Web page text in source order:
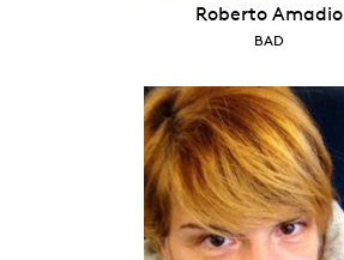
Roberto Amadio
BAD